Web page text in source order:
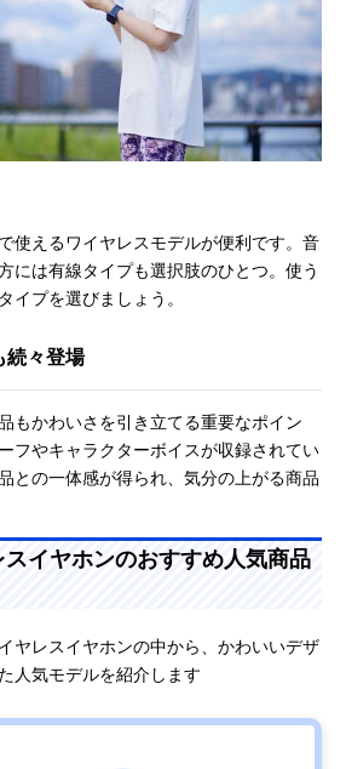
使えるワイヤレスモデルが便利です。音
には有線タイプも選択肢のひとつ。使う
イプを選びましょう。
々登場
もかわいさを引き立てる重要なポイン
フやキャラクターボイスが収録されてい
との一体感が得られ、気分の上がる商品
イヤホンのおすすめ人気商品
ヤレスイヤホンの中から、かわいいデザ
人気モデルを紹介します